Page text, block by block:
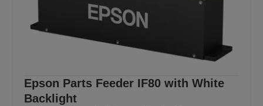
Epson Parts Feeder IF80 with White
Backlight